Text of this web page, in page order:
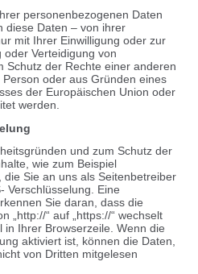
personenbezogenen Daten
diese Daten – von ihrer
mit Ihrer Einwilligung oder zur
Verteidigung von
Schutz der Rechte einer anderen
oder aus Gründen eines
der Europäischen Union oder
werden.
und zum Schutz der
wie zum Beispiel
die Sie an uns als Seitenbetreiber
Verschlüsselung. Eine
Sie daran, dass die
„http://“ auf „https://“ wechselt
in Ihrer Browserzeile. Wenn die
aktiviert ist, können die Daten,
von Dritten mitgelesen